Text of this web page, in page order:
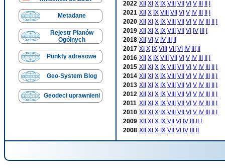
Metadane
Rejestr Planów
Ogólnych
Punkty adresowe
Geo-System Blog
Geodeci uprawnieni
2022 XII XI X IX VIII VII VI V
2021 XII X IX VIII VII VI V IV
2020 XII XI X IX VIII VII VI V IV
2019 XII XI X IX VIII VII VI IV
2018 XII VI V IV
2017 XI X IX VIII VII VI IV
2016 XII X IX VIII VII VI V IV
2015 XII XI X IX VIII VII VI V IV
2014 XII XI X IX VIII VII VI V IV
2013 XII XI X IX VIII VII VI V IV
2012 XII XI X IX VIII VII VI V IV
2011 XII XI X IX VIII VII VI V IV
2010 XII XI X IX VIII VII VI V IV
2009 XII XI X IX VII VI IV
2008 XII XI X IX VII VI IV